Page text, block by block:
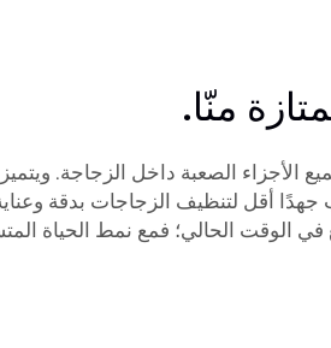
منّا.
الأجزاء الصعبة داخل الزجاجة.
أقل لتنظيف الزجاجات بدقة
الوقت الحالي؛ فمع نمط الحياة